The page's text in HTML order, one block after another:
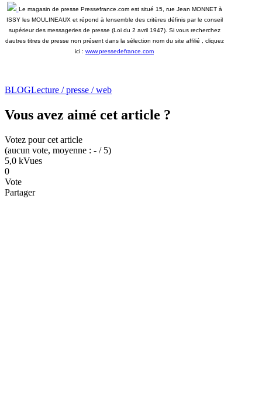
Le magasin de presse Pressefrance.com est situé 15, rue Jean MONNET à
ISSY les MOULINEAUX et répond à lensemble des critères définis par le conseil
supérieur des messageries de presse (Loi du 2 avril 1947). Si vous recherchez
dautres titres de presse non présent dans la sélection nom du site affilié , cliquez
ici : www.pressedefrance.com
BLOGLecture / presse / web
Vous avez aimé cet article ?
Votez pour cet article
(aucun vote, moyenne : - / 5)
5,0 kVues
0
Vote
Partager